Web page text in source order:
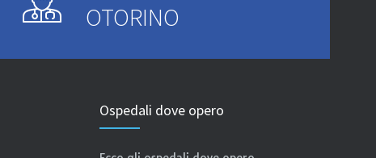
OTORINO
Ospedali dove opero